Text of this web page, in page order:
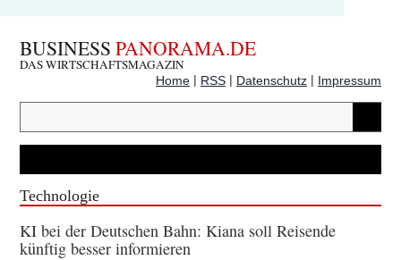
BUSINESS PANORAMA.DE
DAS WIRTSCHAFTSMAGAZIN
Home | RSS | Datenschutz | Impressum
Technologie
KI bei der Deutschen Bahn: Kiana soll Reisende
künftig besser informieren